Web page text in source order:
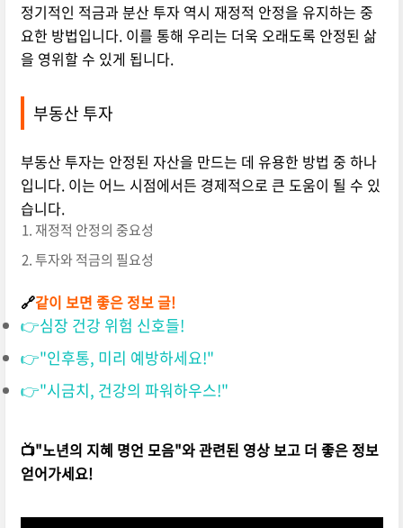
정기적인 적금과 분산 투자 역시 재정적 안정을 유지하는 중
요한 방법입니다. 이를 통해 우리는 더욱 오래도록 안정된 삶
을 영위할 수 있게 됩니다.
부동산 투자
부동산 투자는 안정된 자산을 만드는 데 유용한 방법 중 하나
입니다. 이는 어느 시점에서든 경제적으로 큰 도움이 될 수 있
습니다.
재정적 안정의 중요성
투자와 적금의 필요성
🔗같이 보면 좋은 정보 글!
👉심장 건강 위험 신호들!
👉"인후통, 미리 예방하세요!"
👉"시금치, 건강의 파워하우스!"
📺"노년의 지혜 명언 모음"와 관련된 영상 보고 더 좋은 정보
얻어가세요!